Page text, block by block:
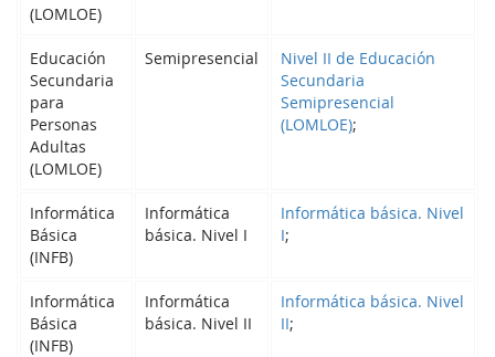
(LOMLOE)
Educación
Secundaria
para
Personas
Adultas
(LOMLOE)
Semipresencial
Nivel II de Educación
Secundaria
Semipresencial
(LOMLOE);
Informática
Básica
(INFB)
Informática
básica. Nivel I
Informática básica. Nivel
I;
Informática
Básica
(INFB)
Informática
básica. Nivel II
Informática básica. Nivel
II;